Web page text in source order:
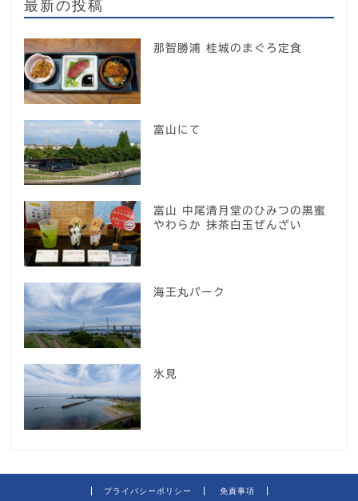
最新の投稿
那智勝浦 桂城のまぐろ定食
富山にて
富山 中尾清月堂のひみつの黒蜜
やわらか 抹茶白玉ぜんざい
海王丸パーク
氷見
プライバシーポリシー 免責事項